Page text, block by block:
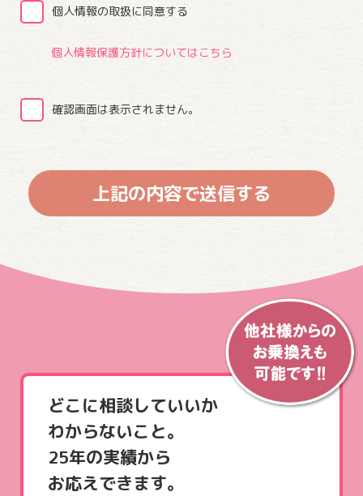
個人情報の取扱に同意する
個人情報保護方針についてはこちら
確認画面は表示されません。
どこに相談していいか
わからないこと。
25年の実績から
お応えできます。